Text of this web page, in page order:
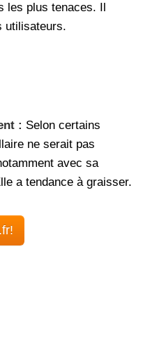
les plus tenaces. Il
utilisateurs.
: Selon certains
ne serait pas
avec sa
a tendance à graisser.